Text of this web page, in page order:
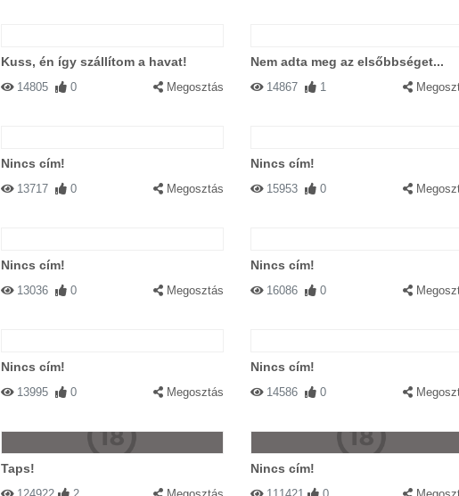
Kuss, én így szállítom a havat!
14805 0 Megosztás
Nem adta meg az elsőbbséget...
14867 1
Nincs cím!
13717 0 Megosztás
Nincs cím!
15953 0
Nincs cím!
13036 0 Megosztás
Nincs cím!
16086 0
Nincs cím!
13995 0 Megosztás
Nincs cím!
14586 0
Taps! Nincs cím!